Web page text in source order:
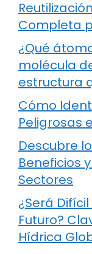
Completa
¿Qué
molécula
estructura
Cómo
Peligrosas
Descubre
Beneficios
Sectores
¿Será
Futuro?
Hídrica